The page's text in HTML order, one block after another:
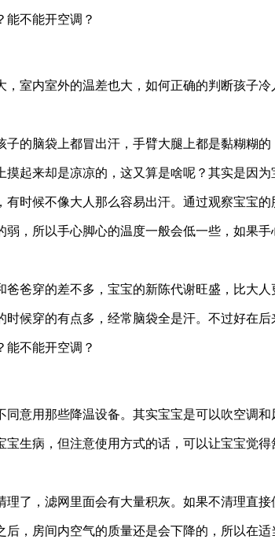
室内室外的温差也大，如何正确的判断孩子冷
的脑袋上都冒出汗，手臂大腿上都是黏糊糊的
起来却是凉凉的，这又算是啥呢？其实是因
时候不像大人那么容易出汗。通过观察宝宝的
，所以手心脚心的温度一般会低一些，如果手
爸穿的差不多，宝宝的新陈代谢旺盛，比大
候穿的有点多，经常脑袋全是汗。不过好在
意用那些降温设备。其实宝宝是可以吹空调和
生病，但注意使用方式的话，可以让宝宝觉得
了，滤网里面会有大量积灰。如果不清理直
，房间内空气的质量还是会下降的，所以在适